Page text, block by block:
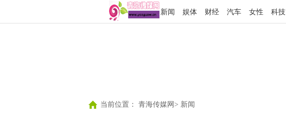
新闻 娱体 财经 汽车 女性 科技
当前位置： 青海传媒网 > 新闻